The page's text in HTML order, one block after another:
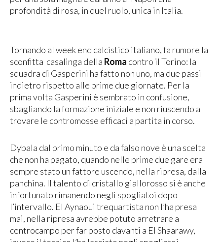
profondità di rosa, in quel ruolo, unica in Italia.
Tornando al week end calcistico italiano, fa rumore la
sconfitta casalinga della Roma contro il Torino: la
squadra di Gasperini ha fatto non uno, ma due passi
indietro rispetto alle prime due giornate. Per la
prima volta Gasperini è sembrato in confusione,
sbagliando la formazione iniziale e non riuscendo a
trovare le contromosse efficaci a partita in corso.
Dybala dal primo minuto e da falso nove è una scelta
che non ha pagato, quando nelle prime due gare era
sempre stato un fattore uscendo, nella ripresa, dalla
panchina. Il talento di cristallo giallorosso si è anche
infortunato rimanendo negli spogliatoi dopo
l’intervallo. El Aynaoui trequartista non l’ha presa
mai, nella ripresa avrebbe potuto arretrare a
centrocampo per far posto davanti a El Shaarawy,